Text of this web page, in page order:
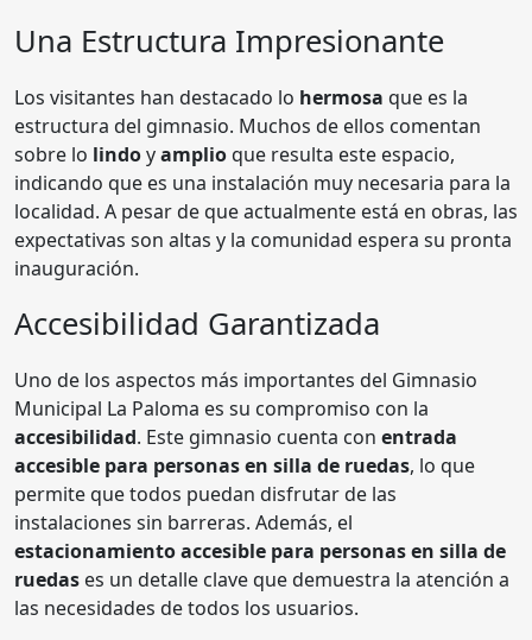
Una Estructura Impresionante
Los visitantes han destacado lo hermosa que es la
estructura del gimnasio. Muchos de ellos comentan
sobre lo lindoyamplioque resulta este espacio,
indicando que es una instalación muy necesaria para la
localidad. A pesar de que actualmente está en obras, las
expectativas son altas y la comunidad espera su pronta
inauguración.
Accesibilidad Garantizada
Uno de los aspectos más importantes del Gimnasio
Municipal La Paloma es su compromiso con la
accesibilidad. Este gimnasio cuenta con entrada
accesible para personas en silla de ruedas, lo que
permite que todos puedan disfrutar de las
instalaciones sin barreras. Además, el
estacionamiento accesible para personas en silla de
ruedas es un detalle clave que demuestra la atención a
las necesidades de todos los usuarios.